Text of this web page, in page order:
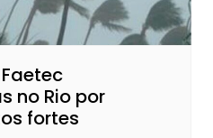
no Rio por
fortes